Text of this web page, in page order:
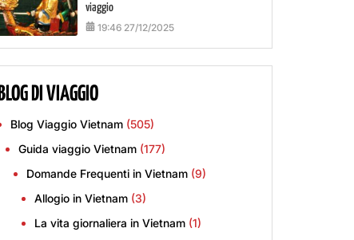
viaggio
19:46 27/12/2025
BLOG DI VIAGGIO
Blog Viaggio Vietnam (505)
Guida viaggio Vietnam (177)
Domande Frequenti in Vietnam (9)
Allogio in Vietnam (3)
La vita giornaliera in Vietnam (1)